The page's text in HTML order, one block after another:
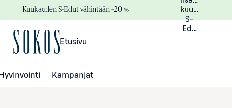
Kuukauden S-Edut vähintään –20 %
kuukauden
S-
Eduista
Etusivu
Hyvinvointi Kampanjat